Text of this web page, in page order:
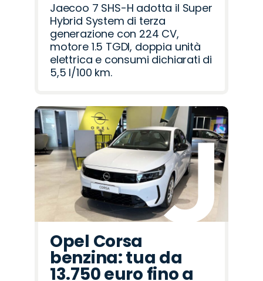
Jaecoo 7 SHS-H adotta il Super
Hybrid System di terza
generazione con 224 CV,
motore 1.5 TGDI, doppia unità
elettrica e consumi dichiarati di
5,5 l/100 km.
Opel Corsa
benzina: tua da
13.750 euro fino a